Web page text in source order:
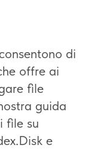
di
offre ai
file
guida
file su
e